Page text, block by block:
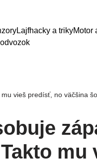
Lajfhacky a trikyMotor
vieš predísť, no väčšina
mu